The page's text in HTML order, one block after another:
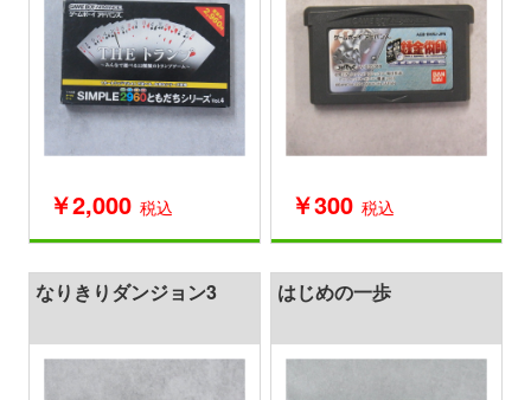
￥2,000 税込 ￥300 税込
なりきりダンジョン3 はじめの一歩